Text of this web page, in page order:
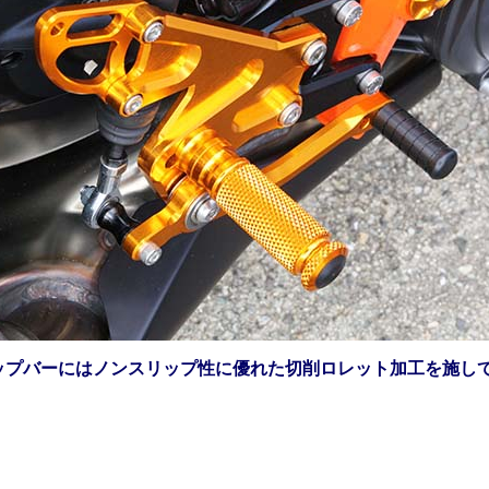
プバーにはノンスリップ性に優れた切削ロレット加工を施し